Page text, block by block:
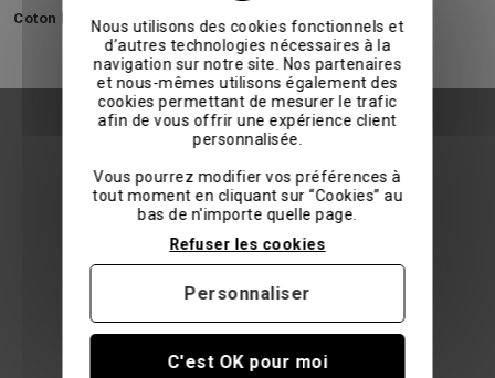
Coton bio
Linge de lit
Housses de couette
Taies d'oreillers
Draps housses
Linge de bain
Peignoirs
Nous utilisons des cookies fonctionnels et
d’autres technologies nécessaires à la
navigation sur notre site. Nos partenaires
et nous-mêmes utilisons également des
cookies permettant de mesurer le trafic
afin de vous offrir une expérience client
personnalisée.
Vous pourrez modifier vos préférences à
tout moment en cliquant sur “Cookies” au
bas de n'importe quelle page.
C'est OK pour moi
Refuser les cookies
Personnaliser